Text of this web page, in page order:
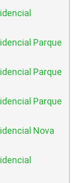
Parque
Parque
Parque
Nova